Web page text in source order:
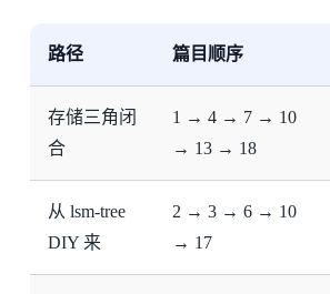
路径 篇目顺序
存储三角闭
合
1 → 4 → 7 → 10
→ 13 → 18
从 lsm-tree
DIY 来
2 → 3 → 6 → 10
→ 17